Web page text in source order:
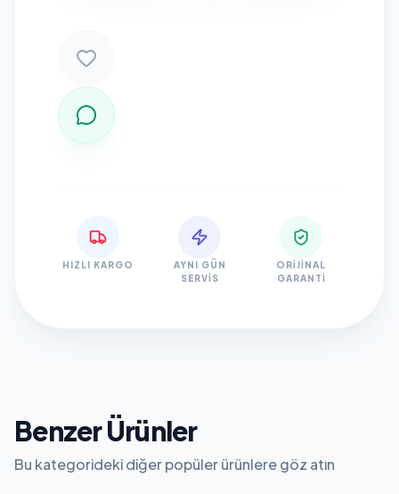
HIZLI KARGO
AYNI GÜN
SERVIS
ORIJINAL
GARANTI
Benzer Ürünler
Bu kategorideki diğer popüler ürünlere göz atın